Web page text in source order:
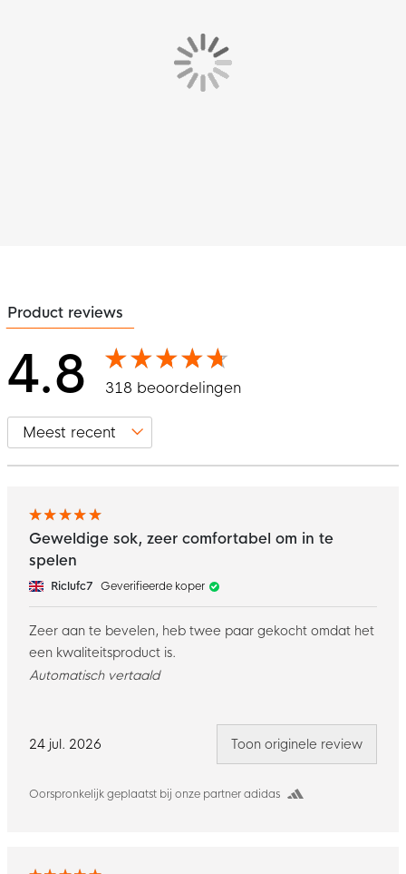
Product reviews
4.8 318 beoordelingen
24 jul. 2026
Oorspronkelijk geplaatst bij onze partner adidas
Geweldige sok, zeer comfortabel om in te
spelen
Riclufc7 Geverifieerde koper
Zeer aan te bevelen, heb twee paar gekocht omdat het
een kwaliteitsproduct is.
Automatisch vertaald
Toon originele review